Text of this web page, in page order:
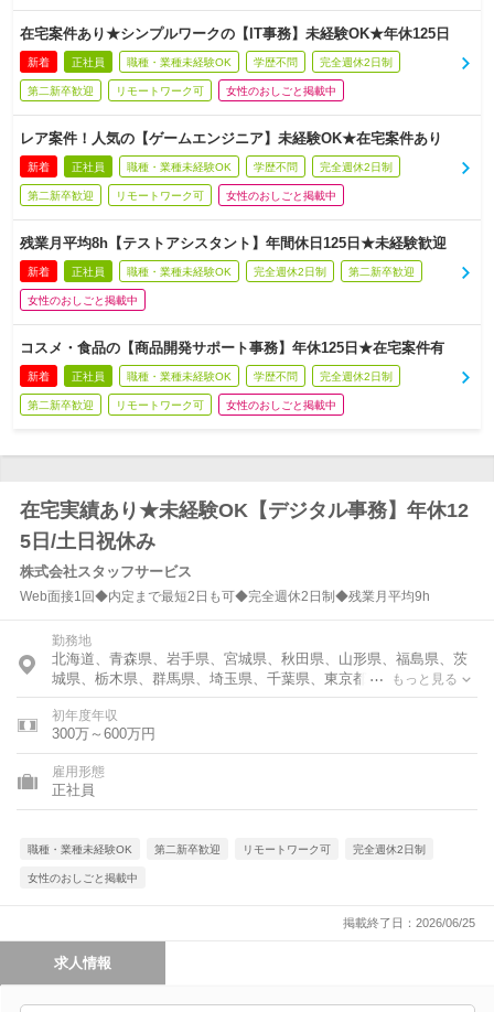
在宅案件あり★シンプルワークの【IT事務】未経験OK★年休125日
新着 正社員 職種・業種未経験OK 学歴不問 完全週休2日制
第二新卒歓迎 リモートワーク可 女性のおしごと掲載中
レア案件！人気の【ゲームエンジニア】未経験OK★在宅案件あり
新着 正社員 職種・業種未経験OK 学歴不問 完全週休2日制
第二新卒歓迎 リモートワーク可 女性のおしごと掲載中
残業月平均8h【テストアシスタント】年間休日125日★未経験歓迎
新着 正社員 職種・業種未経験OK 完全週休2日制 第二新卒歓迎
女性のおしごと掲載中
コスメ・食品の【商品開発サポート事務】年休125日★在宅案件有
新着 正社員 職種・業種未経験OK 学歴不問 完全週休2日制
第二新卒歓迎 リモートワーク可 女性のおしごと掲載中
在宅実績あり★未経験OK【デジタル事務】年休12
5日/土日祝休み
株式会社スタッフサービス
Web面接1回◆内定まで最短2日も可◆完全週休2日制◆残業月平均9h
勤務地
北海道、青森県、岩手県、宮城県、秋田県、山形県、福島県、茨
城県、栃木県、群馬県、埼玉県、千葉県、東京都、神奈川県、富
山県、石川県、福井県、新潟県、山梨県、長野県、岐阜県、静岡
県、愛知県、三重県、滋賀県、京都府、大阪府、兵庫県、奈良
県、和歌山県、鳥取県、島根県、岡山県、広島県、山口県、徳島
県、香川県、愛媛県、高知県、福岡県、佐賀県、長崎県、熊本
県、大分県、宮崎県、鹿児島県
もっと見る
初年度年収
300万～600万円
雇用形態
正社員
職種・業種未経験OK 第二新卒歓迎 リモートワーク可 完全週休2日制
女性のおしごと掲載中
掲載終了日：2026/06/25
求人情報